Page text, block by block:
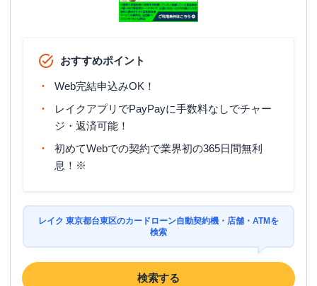
おすすめポイント
Web完結申込みOK！
レイクアプリでPayPayに手数料なしでチャー
ジ・返済可能！
初めてWebでの契約で業界初の365日間無利
息！※
レイク 東京都台東区のカードローン自動契約機・店舗・ATMを
検索
検索する